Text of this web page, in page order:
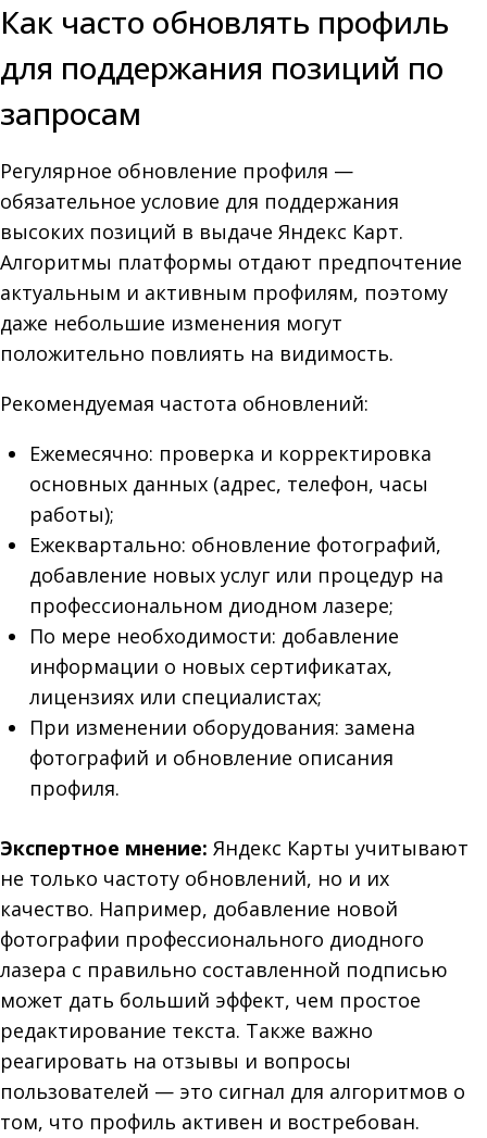
Как часто обновлять профиль
для поддержания позиций по
запросам
Регулярное обновление профиля —
обязательное условие для поддержания
высоких позиций в выдаче Яндекс Карт.
Алгоритмы платформы отдают предпочтение
актуальным и активным профилям, поэтому
даже небольшие изменения могут
положительно повлиять на видимость.
Рекомендуемая частота обновлений:
Ежемесячно: проверка и корректировка
основных данных (адрес, телефон, часы
работы);
Ежеквартально: обновление фотографий,
добавление новых услуг или процедур на
профессиональном диодном лазере;
По мере необходимости: добавление
информации о новых сертификатах,
лицензиях или специалистах;
При изменении оборудования: замена
фотографий и обновление описания
профиля.
Экспертное мнение: Яндекс Карты учитывают
не только частоту обновлений, но и их
качество. Например, добавление новой
фотографии профессионального диодного
лазера с правильно составленной подписью
может дать больший эффект, чем простое
редактирование текста. Также важно
реагировать на отзывы и вопросы
пользователей — это сигнал для алгоритмов о
том, что профиль активен и востребован.